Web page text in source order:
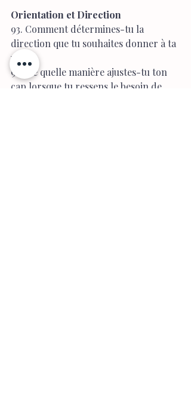
Orientation et Direction
93. Comment détermines-tu la
direction que tu souhaites donner à ta
vie ?
94. De quelle manière ajustes-tu ton
cap lorsque tu ressens le besoin de